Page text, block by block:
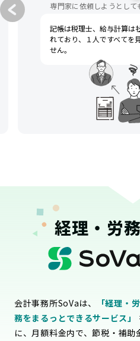
専門家に依頼しよう
税理士への不満とし
は「連絡が遅い」「
経理・労
会計事務所SoVaは、
「経理・
務をまるっとできるサービス」
に、月額料金内で、節税・補